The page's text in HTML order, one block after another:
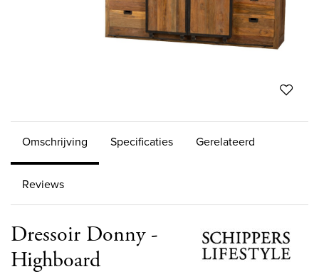
Omschrijving Specificaties Gerelateerd
Reviews
Dressoir Donny -
Highboard